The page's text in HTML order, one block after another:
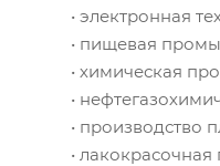
• электронная
• пищевая
• химическая
•
• производство
•